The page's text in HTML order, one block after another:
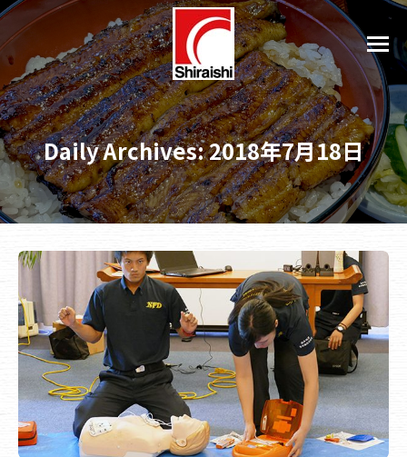
Daily Archives:2018年7月18日